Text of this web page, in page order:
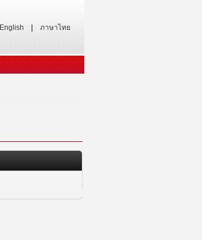
English ภาษาไทย